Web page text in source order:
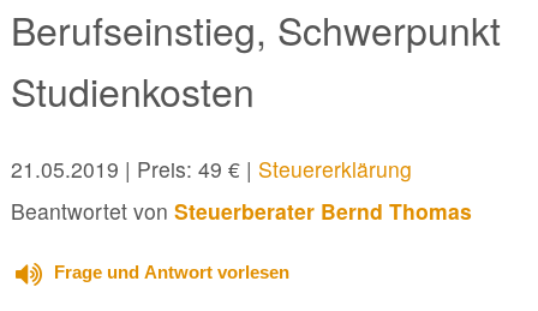
Berufseinstieg, Schwerpunkt
Studienkosten
21.05.2019 | Preis: 49 € | Steuererklärung
Beantwortet von Steuerberater Bernd Thomas
Frage und Antwort vorlesen